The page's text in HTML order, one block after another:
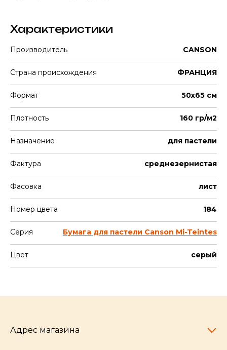
Характеристики
Производитель CANSON
Страна происхождения ФРАНЦИЯ
Формат 50х65 см
Плотность 160 гр/м2
Назначение для пастели
Фактура среднезернистая
Фасовка лист
Номер цвета 184
Серия Бумага для пастели Canson Mi-Teintes
Цвет серый
Адрес магазина